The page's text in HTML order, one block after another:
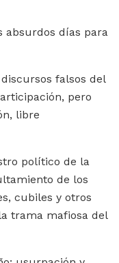
absurdos días para
falsos del
pero
libre
político de la
de los
cubiles y otros
trama mafiosa del